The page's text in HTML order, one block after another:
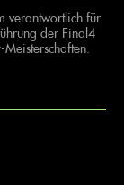
verantwortlich für
der Final4
Meisterschaften.